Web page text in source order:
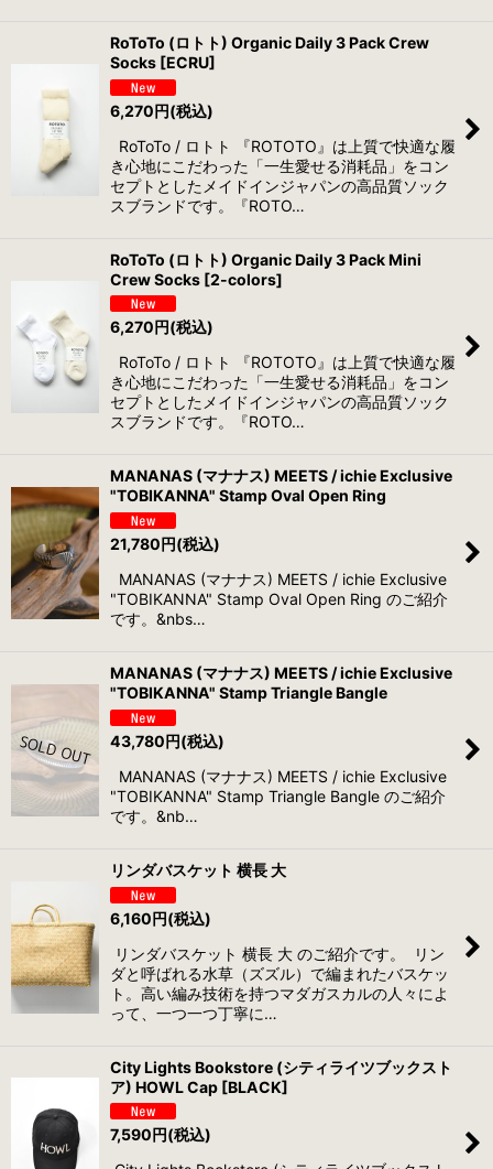
RoToTo (ロトト) Organic Daily 3 Pack Crew
Socks [ECRU]
6,270円(税込)
RoToTo / ロトト 『ROTOTO』は上質で快適な履
き心地にこだわった「一生愛せる消耗品」をコン
セプトとしたメイドインジャパンの高品質ソック
スブランドです。『ROTO…
RoToTo (ロトト) Organic Daily 3 Pack Mini
Crew Socks [2-colors]
6,270 円(税込)
RoToTo / ロトト 『ROTOTO』は上質で快適な履
き心地にこだわった「一生愛せる消耗品」をコン
セプトとしたメイドインジャパンの高品質ソック
スブランドです。『ROTO…
MANANAS (マナナス) MEETS / ichie Exclusive
"TOBIKANNA" Stamp Oval Open Ring
21,780円(税込)
MANANAS (マナナス) MEETS / ichie Exclusive
"TOBIKANNA" Stamp Oval Open Ring のご紹介
です。&nbs…
MANANAS (マナナス) MEETS / ichie Exclusive
"TOBIKANNA" Stamp Triangle Bangle
43,780円(税込)
MANANAS (マナナス) MEETS / ichie Exclusive
"TOBIKANNA" Stamp Triangle Bangle のご紹介
です。&nb…
リンダバスケット 横長 大
6,160円(税込)
リンダバスケット 横長 大 のご紹介です。 リン
ダと呼ばれる水草（ズズル）で編まれたバスケッ
ト。高い編み技術を持つマダガスカルの人々によ
って、一つ一つ丁寧に…
City Lights Bookstore (シティライツブックスト
ア) HOWL Cap [BLACK]
7,590円(税込)